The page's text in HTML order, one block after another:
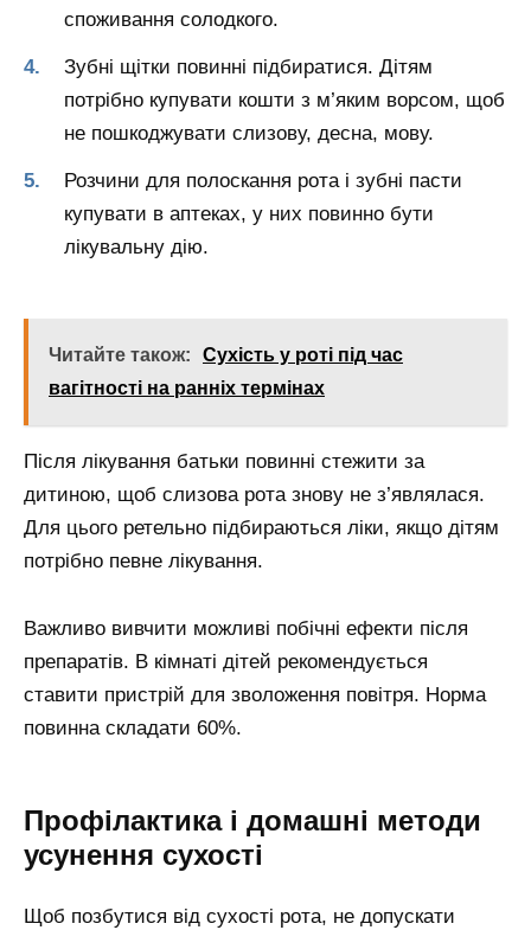
споживання солодкого.
Зубні щітки повинні підбиратися. Дітям
потрібно купувати кошти з м’яким ворсом, щоб
не пошкоджувати слизову, десна, мову.
Розчини для полоскання рота і зубні пасти
купувати в аптеках, у них повинно бути
лікувальну дію.
Читайте також:
Сухість у роті під час
вагітності на ранніх термінах
Після лікування батьки повинні стежити за
дитиною, щоб слизова рота знову не з’являлася.
Для цього ретельно підбираються ліки, якщо дітям
потрібно певне лікування.
Важливо вивчити можливі побічні ефекти після
препаратів. В кімнаті дітей рекомендується
ставити пристрій для зволоження повітря. Норма
повинна складати 60%.
Профілактика і домашні методи
усунення сухості
Щоб позбутися від сухості рота, не допускати